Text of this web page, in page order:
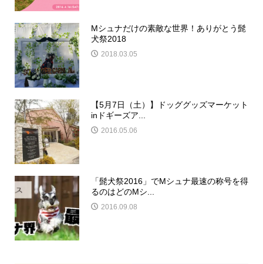
Mシュナだけの素敵な世界！ありがとう髭
犬祭2018
2018.03.05
【5月7日（土）】ドッググッズマーケット
inドギーズア...
2016.05.06
「髭犬祭2016」でMシュナ最速の称号を得
るのはどのMシ...
2016.09.08